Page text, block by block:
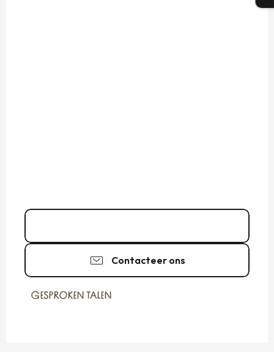
Contacteer ons
GESPROKEN TALEN
GESPROKEN TALEN